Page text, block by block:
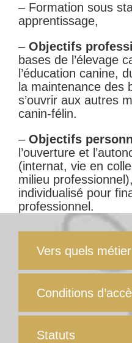
– Formation sous
apprentissage,
– Objectifs
bases de l’élevage
l’éducation canine,
la maintenance des
s’ouvrir aux autres
canin-félin.
– Objectifs
l’ouverture et
(internat, vie en
milieu
individualisé pour
professionnel.
Vers quels
Conditions
Statuts